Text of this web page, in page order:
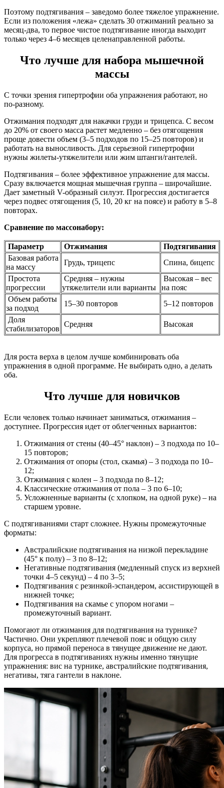
Поэтому подтягивания – заведомо более тяжелое упражнение.
Если из положения «лежа» сделать 30 отжиманий реально за
месяц-два, то первое чистое подтягивание иногда выходит
только через 4–6 месяцев целенаправленной работы.
Что лучше для набора мышечной
массы
С точки зрения гипертрофии оба упражнения работают, но
по-разному.
Отжимания подходят для накачки груди и трицепса. С весом
до 20% от своего масса растет медленно – без отягощения
проще довести объем (3–5 подходов по 15–25 повторов) и
работать на выносливость. Для серьезной гипертрофии
нужны жилеты-утяжелители или жим штанги/гантелей.
Подтягивания – более эффективное упражнение для массы.
Сразу включается мощная мышечная группа – широчайшие.
Дает заметный V-образный силуэт. Прогрессия достигается
через подвес отягощения (5, 10, 20 кг на поясе) и работу в 5–8
повторах.
Сравнение по массонабору:
Параметр Отжимания
Подтягивания
Базовая работа
на массу
Грудь, трицепс
Спина, бицепс
Простота
прогрессии
Средняя – нужны
утяжелители или варианты
Высокая – вес
на пояс
Объем работы
за подход
15–30 повторов
5–12 повторов
Доля
стабилизаторов
Средняя Высокая
Для роста верха в целом лучше комбинировать оба
упражнения в одной программе. Не выбирать одно, а делать
оба.
Что лучше для новичков
Если человек только начинает заниматься, отжимания –
доступнее. Прогрессия идет от облегченных вариантов:
Отжимания от стены (40–45° наклон) – 3 подхода по 10–
15 повторов;
Отжимания от опоры (стол, скамья) – 3 подхода по 10–
12;
Отжимания с колен – 3 подхода по 8–12;
Классические отжимания от пола – 3 по 6–10;
Усложненные варианты (с хлопком, на одной руке) – на
старшем уровне.
С подтягиваниями старт сложнее. Нужны промежуточные
форматы:
Австралийские подтягивания на низкой перекладине
(45° к полу) – 3 по 8–12;
Негативные подтягивания (медленный спуск из верхней
точки 4–5 секунд) – 4 по 3–5;
Подтягивания с резинкой-эспандером, ассистирующей в
нижней точке;
Подтягивания на скамье с упором ногами –
промежуточный вариант.
Помогают ли отжимания для подтягивания на турнике?
Частично. Они укрепляют плечевой пояс и общую силу
корпуса, но прямой переноса в тянущее движение не дают.
Для прогресса в подтягиваниях нужны именно тянущие
упражнения: вис на турнике, австралийские подтягивания,
негативы, тяга гантели в наклоне.